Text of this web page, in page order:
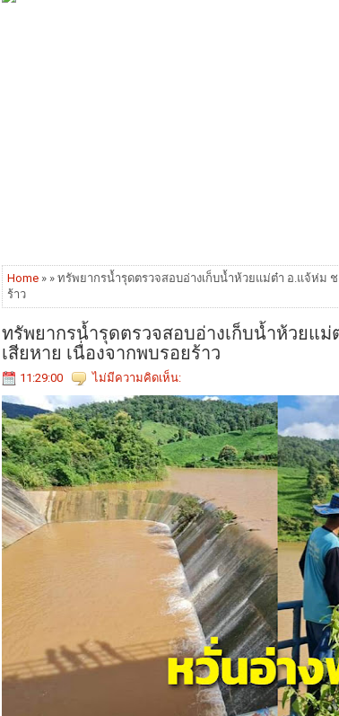
Home » » ทรัพยากรน้ำรุดตรวจสอบอ่างเก็บน้ำห้วยแม่ต๋า อ.แจ้ห่ม
ร้าว
ทรัพยากรน้ำรุดตรวจสอบอ่างเก็บน้ำห้วยแ
เสียหาย เนื่องจากพบรอยร้าว
11:29:00 ไม่มีความคิดเห็น: